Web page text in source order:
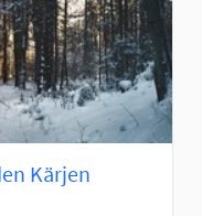
Kärjen